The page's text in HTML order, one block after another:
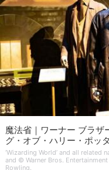
魔法省｜ワーナー ブラザ
グ・オブ・ハリー・ポッ
‘Wizarding World’ and all related
and © Warner Bros.
Rowling.